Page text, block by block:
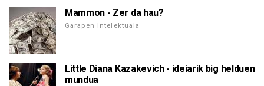
Mammon - Zer da hau?
Garapen intelektuala
Little Diana Kazakevich - ideiarik big helduen
mundua